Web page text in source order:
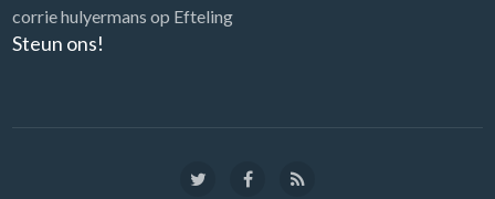
corrie hulyermans op Efteling
Steun ons!